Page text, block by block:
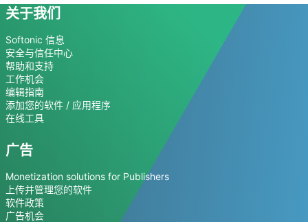
关于我们
Softonic 信息
安全与信任中心
帮助和支持
工作机会
编辑指南
添加您的软件 / 应用程序
在线工具
广告
Monetization solutions for Publishers
上传并管理您的软件
软件政策
广告机会